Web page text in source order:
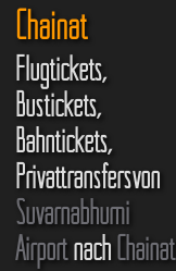
Chainat
Flugtickets,
Bustickets,
Bahntickets,
Privattransfersvon
Suvarnabhumi
AirportnachChainat